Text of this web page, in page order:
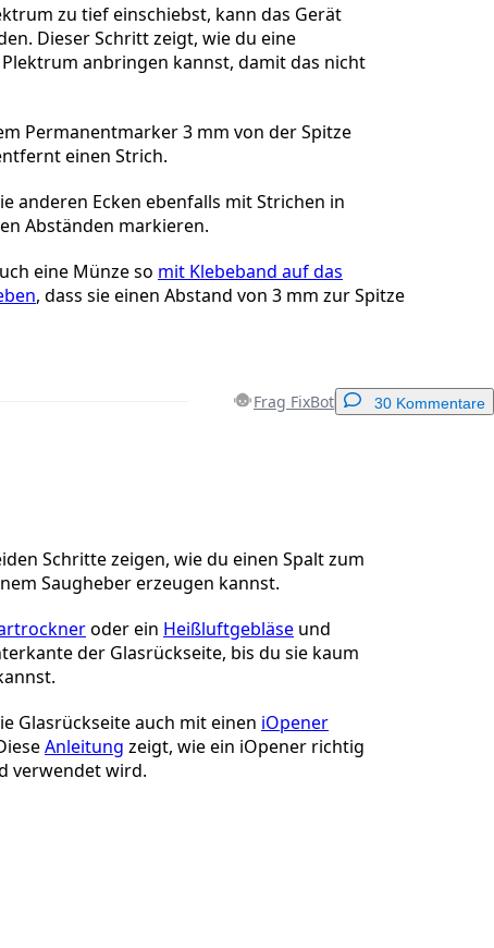
zu tief einschiebst, kann das Gerät
Dieser Schritt zeigt, wie du eine
anbringen kannst, damit das nicht
Permanentmarker 3 mm von der Spitze
einen Strich.
anderen Ecken ebenfalls mit Strichen in
Abständen markieren.
eine Münze so mit Klebeband auf das
, dass sie einen Abstand von 3 mm zur Spitze
Frag FixBot 30 Kommentare
Schritte zeigen, wie du einen Spalt zum
Saugheber erzeugen kannst.
oder ein Heißluftgebläse und
der Glasrückseite, bis du sie kaum
Glasrückseite auch mit einen iOpener
Anleitung zeigt, wie ein iOpener richtig
verwendet wird.